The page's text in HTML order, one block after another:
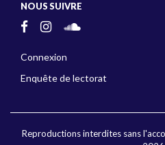
NOUS SUIVRE
Connexion
Enquête de lectorat
Reproductions interdites sans